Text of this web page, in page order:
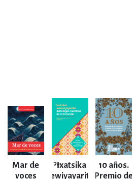
Mar de
voces
ˀƗxatsika
wewiyayarite.
10 años.
Premio de